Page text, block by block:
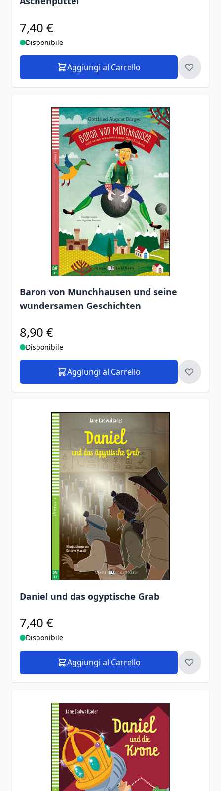
7,40 €
Disponibile
Aggiungi al Carrello
Baron von Munchhausen und seine
wundersamen Geschichten
8,90 €
Disponibile
Aggiungi al Carrello
Daniel und das ogyptische Grab
7,40 €
Disponibile
Aggiungi al Carrello